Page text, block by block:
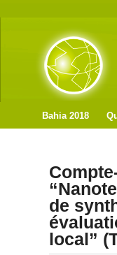
Bahia 2018
de
local”